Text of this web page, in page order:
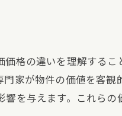
格の違いを理解する
門家が物件の価値を客
を与えます。これら